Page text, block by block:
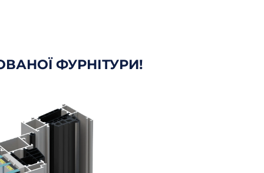
ФУРНІТУРИ!